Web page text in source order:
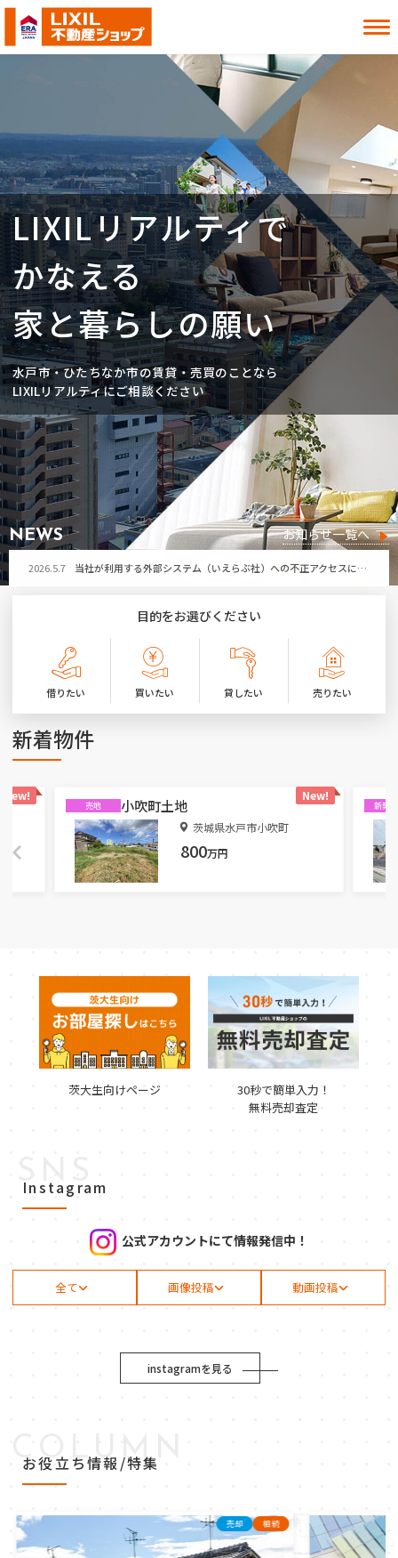
借りたい
貸したい
売りたい
お知らせ
お役立ち情報
よくある質問
MITOシル
事業内容
店舗案内
入居者様へ
会社情報
採用情報
お近くの店舗を探す
お問い合わせ
お気に入り物件
LIXILリアルティで
かなえる
家と暮らしの願い
水戸市・ひたちなか市の賃貸・売買のことなら
LIXILリアルティにご相談ください
NEWS お知らせ一覧へ
2026.5.7 当社が利用する外部システム（いえらぶ社）への不正アクセスによる個人情報流出の可能性について
2026.7.29 令和8年熊本地震により被害に遭われた皆さまへ
2026.7.21 第32回ひたちなか祭り開催に伴う「勝田営業所」臨時休業のお知らせ
2026.7.17 夏季休暇のお知らせ
2026.5.7 当社が利用する外部システム（いえらぶ社）への不正アクセスによる個人情報流出の可能性について
第32回ひたちなか祭り開催に伴う「勝田営業所」臨時休業のお知らせ
2026.7.17 夏季休暇のお知らせ
2026.5.7 当社が利用する外部システム（いえらぶ社）への不正アクセスによる個人情報流出の可能性について
目的をお選びください
借りたい 買いたい 貸したい 売りたい
新着物件
New! New!
売地 小吹町土地
茨城県水戸市小吹町
800万円
新築
茨大生向けページ
30秒で簡単入力！
無料売却査定
Instagram
公式アカウントにて情報発信中！
全て 画像投稿 動画投稿
instagramを見る
COLUMN
お役立ち情報/特集
売却 相続